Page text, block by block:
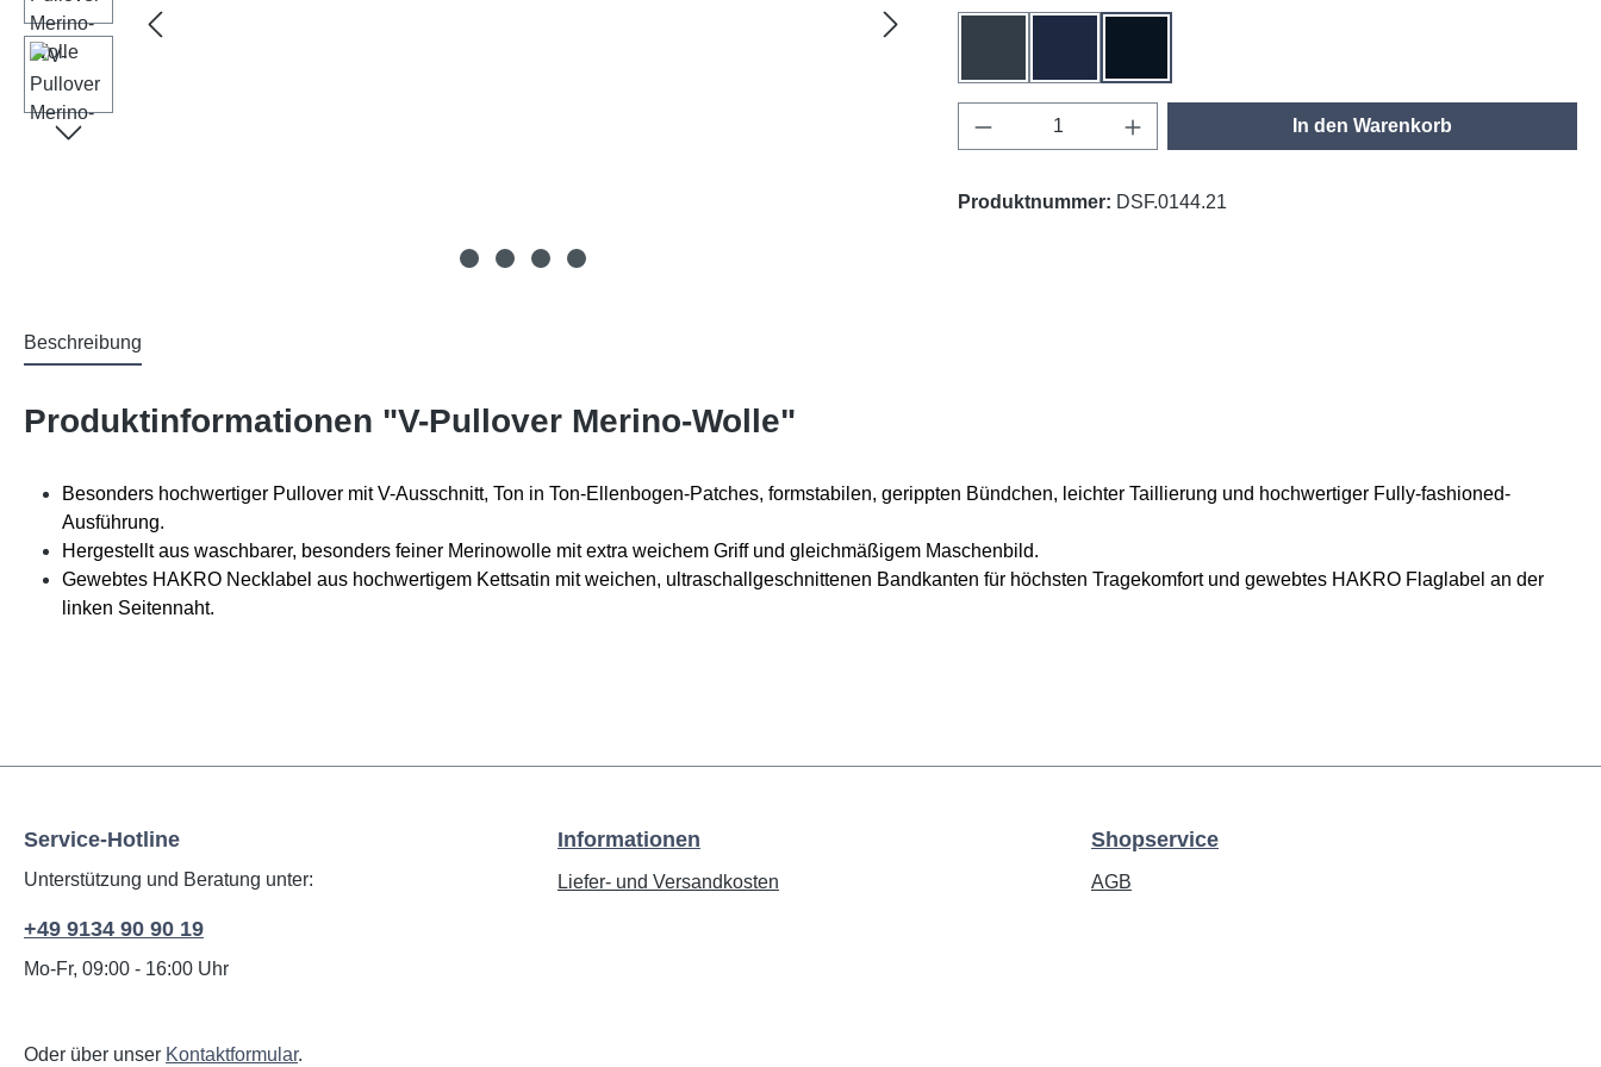
Produkt Anzahl: Gib den gewünschten Wert ein
In den Warenkorb
Produktnummer: DSF.0144.21
Beschreibung
Produktinformationen "V-Pullover Merino-Wolle"
Besonders hochwertiger Pullover mit V-Ausschnitt, Ton in Ton-Ellenbogen-Patches, formstabilen, gerippten Bündchen, leichter Taillierung und hochwertiger Fully-fashioned-
Ausführung.
Hergestellt aus waschbarer, besonders feiner Merinowolle mit extra weichem Griff und gleichmäßigem Maschenbild.
Gewebtes HAKRO Necklabel aus hochwertigem Kettsatin mit weichen, ultraschallgeschnittenen Bandkanten für höchsten Tragekomfort und gewebtes HAKRO Flaglabel an der
linken Seitennaht.
Service-Hotline
Unterstützung und Beratung unter:
+49 9134 90 90 19
Mo-Fr, 09:00 - 16:00 Uhr
Oder über unser Kontaktformular.
Informationen
Liefer- und Versandkosten
Shopservice
AGB